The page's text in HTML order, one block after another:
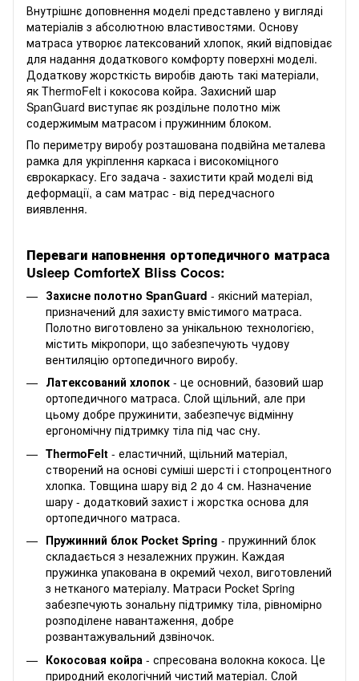
Внутрішнє доповнення моделі представлено у вигляді
матеріалів з абсолютною властивостями. Основу
матраса утворює латексований хлопок, який відповідає
для надання додаткового комфорту поверхні моделі.
Додаткову жорсткість виробів дають такі матеріали,
як ThermoFelt і кокосова койра. Захисний шар
SpanGuard виступає як роздільне полотно між
содержимым матрасом і пружинним блоком.
По периметру виробу розташована подвійна металева
рамка для укріплення каркаса і високоміцного
єврокаркасу. Его задача - захистити край моделі від
деформації, а сам матрас - від передчасного
виявлення.
Переваги наповнення ортопедичного матраса
Usleep ComforteX Bliss Cocos:
Захисне полотно SpanGuard - якісний матеріал,
призначений для захисту вмістимого матраса.
Полотно виготовлено за унікальною технологією,
містить мікропори, що забезпечують чудову
вентиляцію ортопедичного виробу.
Латексований хлопок - це основний, базовий шар
ортопедичного матраса. Слой щільний, але при
цьому добре пружинити, забезпечує відмінну
ергономічну підтримку тіла під час сну.
ThermoFelt - еластичний, щільний матеріал,
створений на основі суміші шерсті і стопроцентного
хлопка. Товщина шару від 2 до 4 см. Назначение
шару - додатковий захист і жорстка основа для
ортопедичного матраса.
Пружинний блок Pocket Spring - пружинний блок
складається з незалежних пружин. Каждая
пружинка упакована в окремий чехол, виготовлений
з нетканого матеріалу. Матраси Pocket Spring
забезпечують зональну підтримку тіла, рівномірно
розподілене навантаження, добре
розвантажувальний дзвіночок.
Кокосовая койра - спресована волокна кокоса. Це
природний екологічний чистий матеріал. Слой